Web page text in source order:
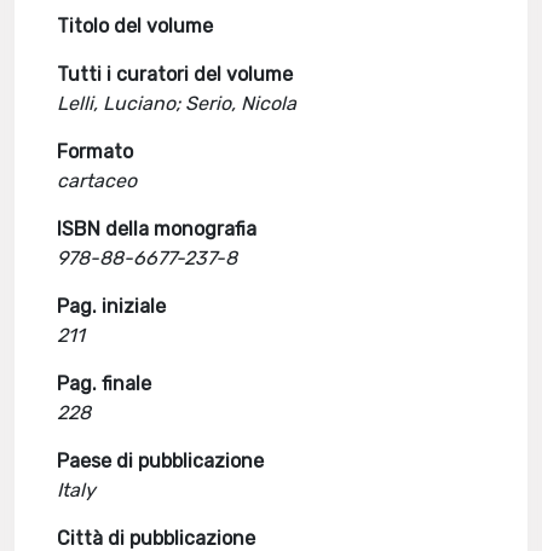
Titolo del volume
Tutti i curatori del volume
Lelli, Luciano; Serio, Nicola
Formato
cartaceo
ISBN della monografia
978-88-6677-237-8
Pag. iniziale
211
Pag. finale
228
Paese di pubblicazione
Italy
Città di pubblicazione